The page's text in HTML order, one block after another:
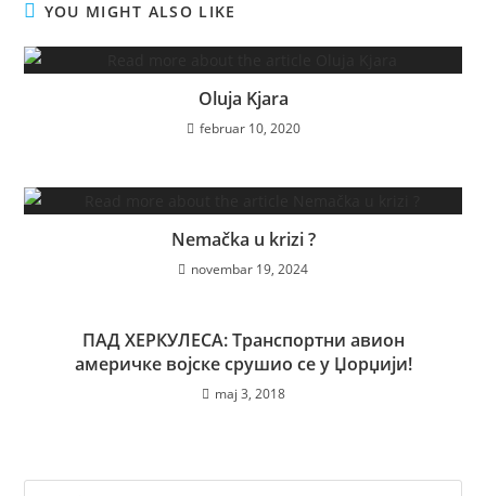
YOU MIGHT ALSO LIKE
Oluja Kjara
februar 10, 2020
Nemačka u krizi ?
novembar 19, 2024
ПАД ХЕРКУЛЕСА: Транспортни авион
америчке војске срушио се у Џорџији!
maj 3, 2018